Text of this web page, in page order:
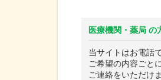
医療機関・薬局 の
当サイトはお電話
ご希望の内容ごと
ご連絡をいただけ